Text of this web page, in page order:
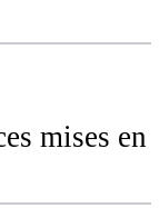
mises en